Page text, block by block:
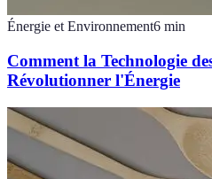
Énergie et Environnement6 min
Comment la Technologie
Révolutionner l'Énergie